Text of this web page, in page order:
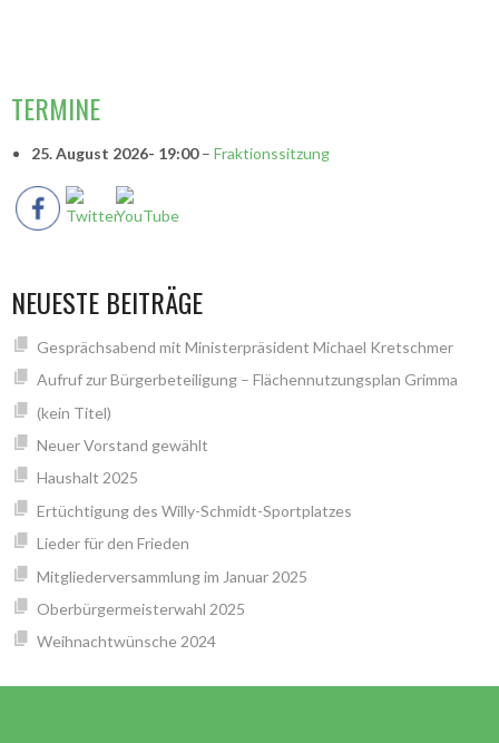
TERMINE
25. August 2026- 19:00– Fraktionssitzung
NEUESTE BEITRÄGE
Gesprächsabend mit Ministerpräsident Michael Kretschmer
Aufruf zur Bürgerbeteiligung – Flächennutzungsplan Grimma
(kein Titel)
Neuer Vorstand gewählt
Haushalt 2025
Ertüchtigung des Willy-Schmidt-Sportplatzes
Lieder für den Frieden
Mitgliederversammlung im Januar 2025
Oberbürgermeisterwahl 2025
Weihnachtwünsche 2024